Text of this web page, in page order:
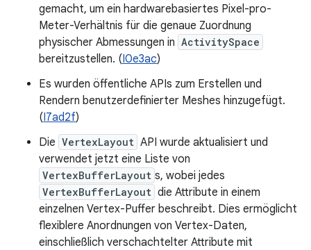
gemacht, um ein hardwarebasiertes Pixel-pro-
Meter-Verhältnis für die genaue Zuordnung
physischer Abmessungen in ActivitySpace
bereitzustellen. (I0e3ac)
Es wurden öffentliche APIs zum Erstellen und
Rendern benutzerdefinierter Meshes hinzugefügt.
(I7ad2f)
Die VertexLayout API wurde aktualisiert und
verwendet jetzt eine Liste von
VertexBufferLayout s, wobei jedes
VertexBufferLayout die Attribute in einem
einzelnen Vertex-Puffer beschreibt. Dies ermöglicht
flexiblere Anordnungen von Vertex-Daten,
einschließlich verschachtelter Attribute mit